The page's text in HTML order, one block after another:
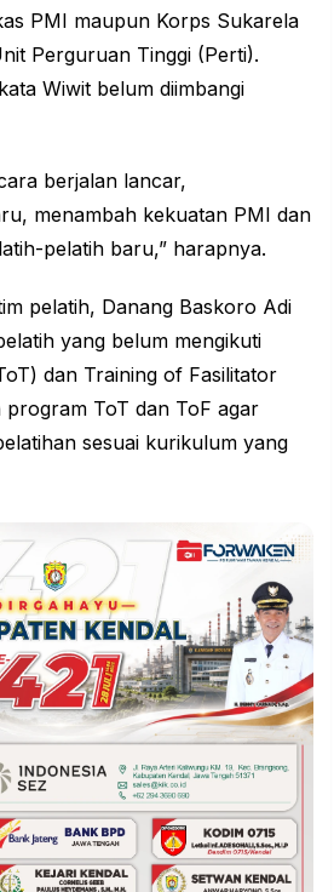
PMI maupun Korps Sukarela
Perguruan Tinggi (Perti).
Wiwit belum diimbangi
berjalan lancar,
menambah kekuatan PMI dan
pelatih baru,” harapnya.
pelatih, Danang Baskoro Adi
yang belum mengikuti
dan Training of Fasilitator
program ToT dan ToF agar
sesuai kurikulum yang